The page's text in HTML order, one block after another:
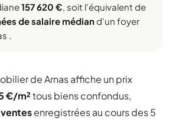
157 620 €, soit l'équivalent de
de salaire médiand'un foyer
.
de Arnas affiche un prix
€/m²tous biens confondus,
enregistrées au cours des 5